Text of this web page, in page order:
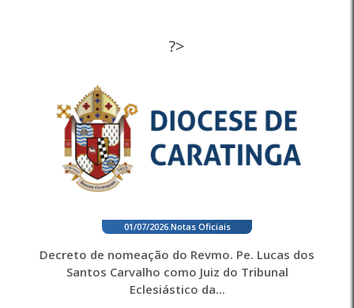
?>
01/07/2026. Notas Oficiais
Decreto de nomeação do Revmo. Pe. Lucas dos
Santos Carvalho como Juiz do Tribunal
Eclesiástico da...